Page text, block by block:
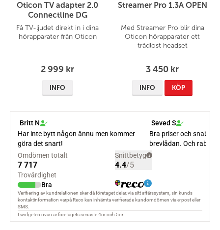
Oticon TV adapter 2.0
Connectline DG
Få TV-ljudet direkt in i dina
hörapparater från Oticon
2 999 kr
INFO
Streamer Pro 1.3A OPEN
Med Streamer Pro blir dina
Oticon hörapparater ett
trådlöst headset
3 450 kr
INFO KÖP